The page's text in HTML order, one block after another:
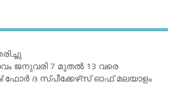
ജനുവരി 7 മുതല്‍ 13 വരെ
ഫോര്‍ ദ സ്പീക്കേഴ്‌സ് ഓഫ് മലയാളം